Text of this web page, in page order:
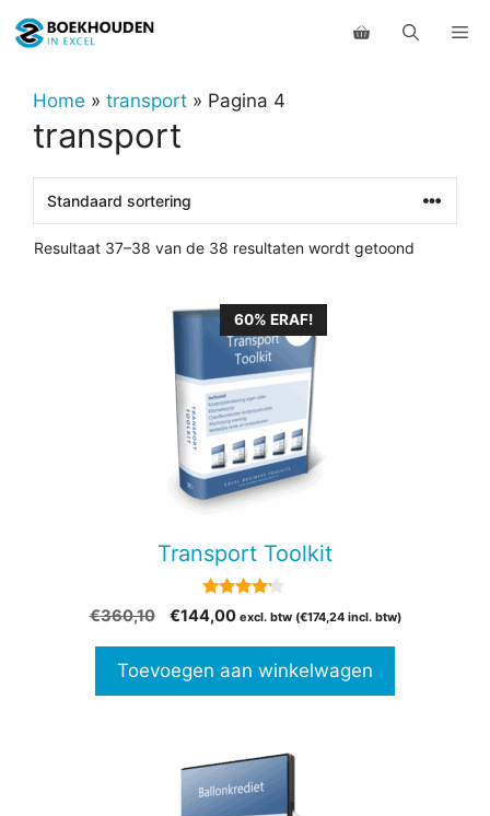
naar
inhoudHome » transport » Pagina 4
transport
Resultaat 37–38 van de 38 resultaten wordt getoond
60% ERAF!
Transport Toolkit
4.00
van 5
€360,10
Oorspronkelijke
€360,10.
€144,00Huidige
€144,00.
excl. btw (€174,24incl. btw)
Toevoegen aan winkelwagen